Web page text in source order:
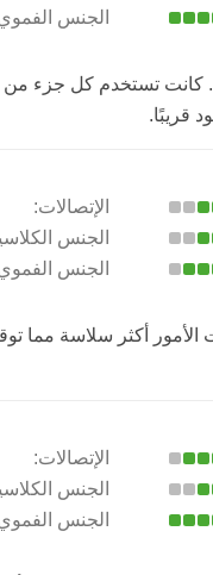
الجنس
كانت تستخدم كل جزء
قريبًا.
الإتصالات:
الجنس
الجنس
أكثر سلاسة مما
الإتصالات:
الجنس
الجنس